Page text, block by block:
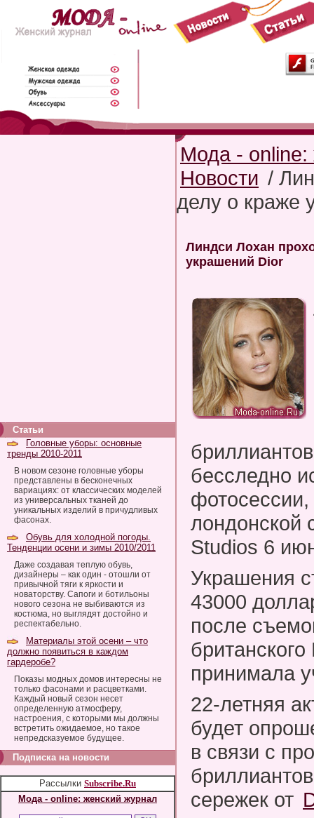
Статьи
Головные уборы: основные
тренды 2010-2011
В новом сезоне головные уборы
представлены в бесконечных
вариациях: от классических моделей
из универсальных тканей до
уникальных изделий в причудливых
фасонах.
Обувь для холодной погоды.
Тенденции осени и зимы 2010/2011
Даже создавая теплую обувь,
дизайнеры – как один - отошли от
привычной тяги к яркости и
новаторству. Сапоги и ботильоны
нового сезона не выбиваются из
костюма, но выглядят достойно и
респектабельно.
Материалы этой осени – что
должно появиться в каждом
гардеробе?
Показы модных домов интересны не
только фасонами и расцветками.
Каждый новый сезон несет
определенную атмосферу,
настроения, с которыми мы должны
встретить ожидаемое, но такое
непредсказуемое будущее.
Подписка на новости
Рассылки Subscribe.Ru
Мода - online: женский журнал
Мода - online:
Новости /
делу о краже
Линдси Лохан
украшений Dior
бесследно
лондонской
Studios 6
Украшения
43000
после
принимала
22-летняя
будет
в связи с
сережек от